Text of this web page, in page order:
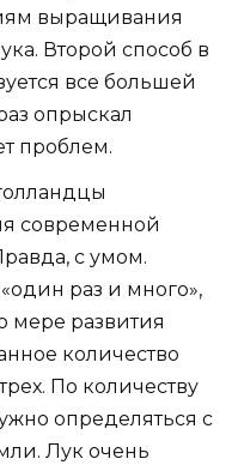
выращивания
Второй способ в
все большей
опрыскал
проблем.
современной
с умом.
раз и много»,
мере развития
количество
По количеству
определяться с
Лук очень